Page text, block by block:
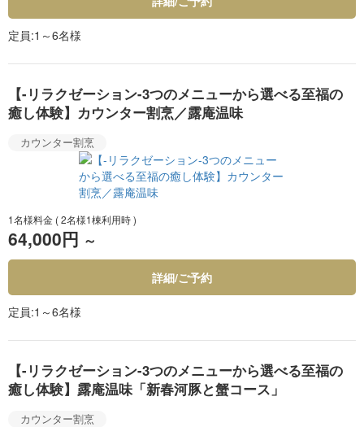
定員 1～6名様
【-リラクゼーション-3つのメニューから選べる至福の
癒し体験】カウンター割烹／露庵温味
カウンター割烹
1名様料金 ( 2名様1棟利用時 )
64,000円 ～
詳細/ご予約
定員 1～6名様
【-リラクゼーション-3つのメニューから選べる至福の
癒し体験】露庵温味「新春河豚と蟹コース」
カウンター割烹